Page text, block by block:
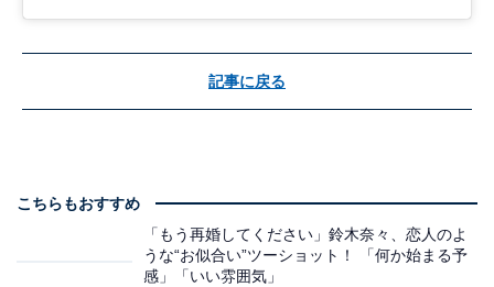
記事に戻る
こちらもおすすめ
「もう再婚してください」鈴木奈々、恋人のよ
うな“お似合い”ツーショット！ 「何か始まる予
感」「いい雰囲気」